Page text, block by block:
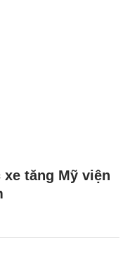
xe tăng Mỹ viện